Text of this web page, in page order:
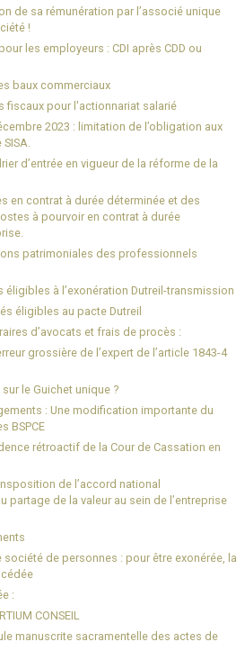
de sa rémunération par l’associé unique
!
les employeurs : CDI après CDD ou
baux commerciaux
fiscaux pour l'actionnariat salarié
2023 : limitation de l’obligation aux
d’entrée en vigueur de la réforme de la
en contrat à durée déterminée et des
à pourvoir en contrat à durée
patrimoniales des professionnels
à l’exonération Dutreil-transmission
éligibles au pacte Dutreil
d’avocats et frais de procès :
grossière de l’expert de l’article 1843-4
le Guichet unique ?
: Une modification importante du
BSPCE
rétroactif de la Cour de Cassation en
de l’accord national
partage de la valeur au sein de l’entreprise
de personnes : pour être exonérée, la
:
CONSEIL
manuscrite sacramentelle des actes de